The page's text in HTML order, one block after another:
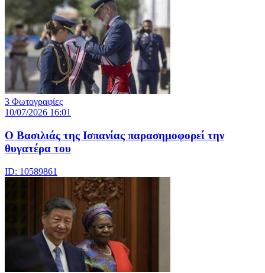
3 Φωτογραφίες
10/07/2026 16:01
Ο Βασιλιάς της Ισπανίας παρασημοφορεί την
θυγατέρα του
ID: 10589861